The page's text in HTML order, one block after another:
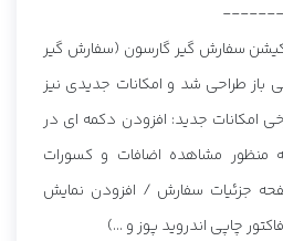
سفارش گیر گارسون (سفارش گیر
باز طراحی شد و امکانات جدیدی نیز
امکانات جدید: افزودن دکمه ای در
منظور مشاهده اضافات و کسورات
جزئیات سفارش / افزودن نمایش
چاپی اندروید پوز و ...)